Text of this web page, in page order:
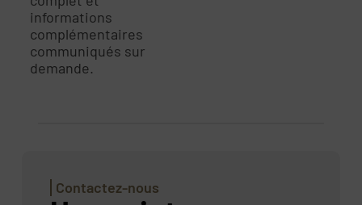
informations
complémentaires
communiqués sur
demande.
Contactez-nous